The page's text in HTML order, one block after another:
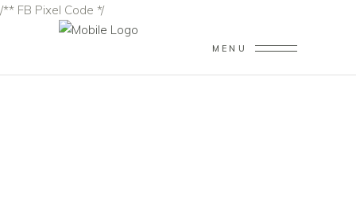
/** FB Pixel Code */
MENU